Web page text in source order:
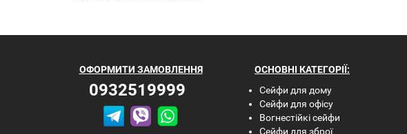
ОФОРМИТИ ЗАМОВЛЕННЯ
0932519999
ОСНОВНІ КАТЕГОРІЇ:
Сейфи для дому
Сейфи для офісу
Вогнестійкі сейфи
Сейфи для зброї